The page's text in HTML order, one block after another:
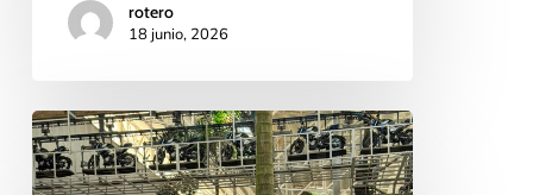
rotero
18 junio, 2026